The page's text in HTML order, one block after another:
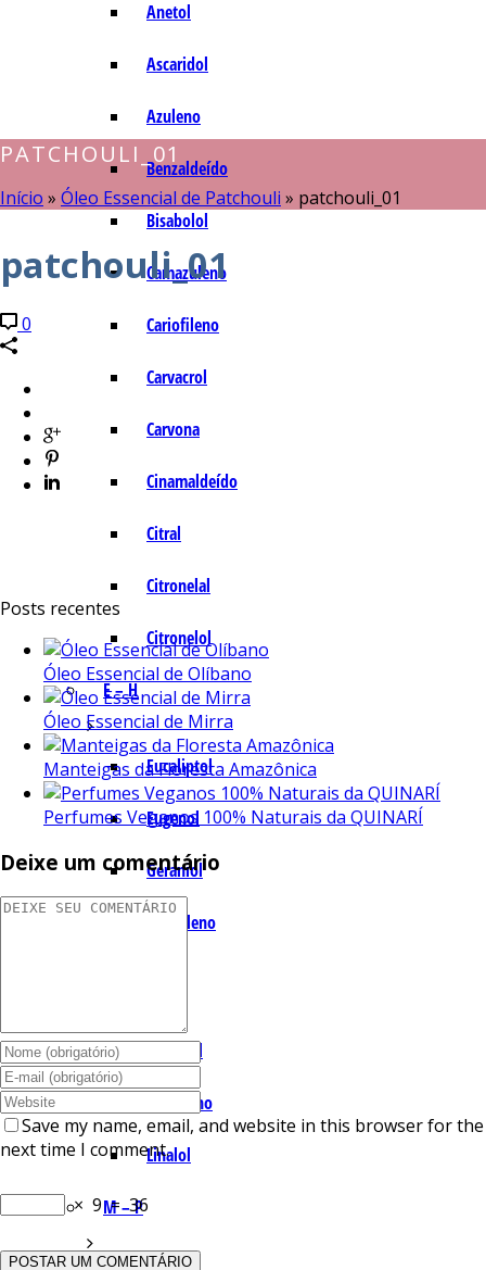
Anetol
Ascaridol
Azuleno
Benzaldeído
Bisabolol
Camazuleno
Cariofileno
Carvacrol
Carvona
Cinamaldeído
Citral
Citronelal
Citronelol
E – H
Eucaliptol
Eugenol
Geraniol
Humuleno
Lemonal
Limoneno
Linalol
M – P
PATCHOULI_01
Início » Óleo Essencial de Patchouli » patchouli_01
patchouli_01
0
Posts recentes
Óleo Essencial de Olíbano
Óleo Essencial de Mirra
Manteigas da Floresta Amazônica
Perfumes Veganos 100% Naturais da QUINARÍ
Deixe um comentário
Save my name, email, and website in this browser for the
next time I comment.
× 9 =36